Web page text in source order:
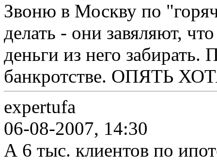
Звоню в Москву по
делать - они завяляют,
деньги из него забирать.
банкротстве. ОПЯТЬ
expertufa
06-08-2007, 14:30
А 6 тыс. клиентов по